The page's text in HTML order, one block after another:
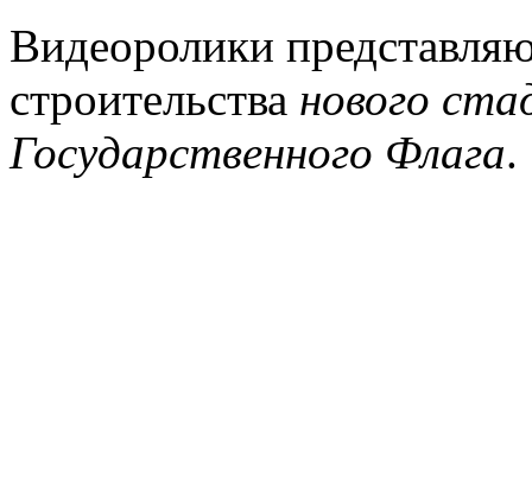
Видеоролики
строительства нового
Государственного Флага.